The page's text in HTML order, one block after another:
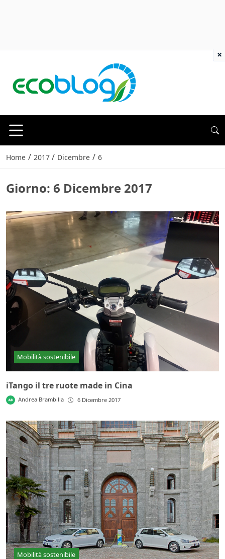
Home / 2017 / Dicembre / 6
Giorno: 6 Dicembre 2017
Mobilità sostenibile
iTango il tre ruote made in Cina
Andrea Brambilla 6 Dicembre 2017
Mobilità sostenibile
×